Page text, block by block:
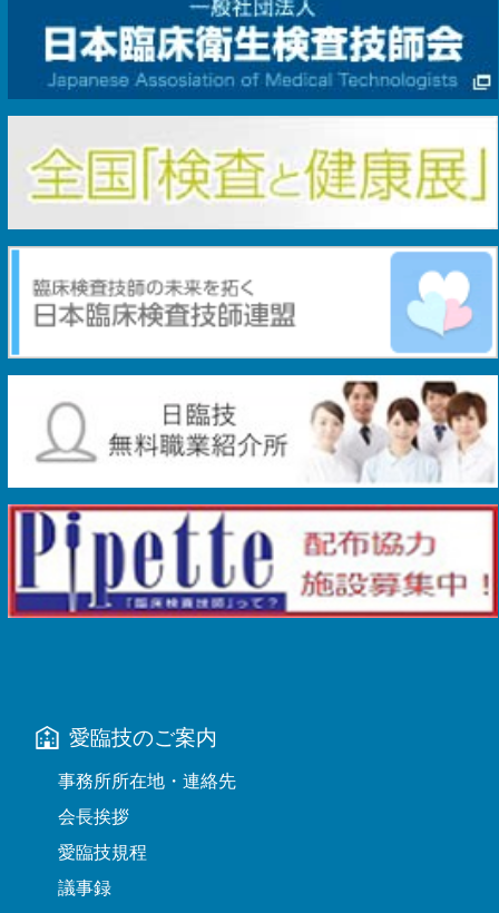
愛臨技のご案内
事務所所在地・連絡先
会長挨拶
愛臨技規程
議事録